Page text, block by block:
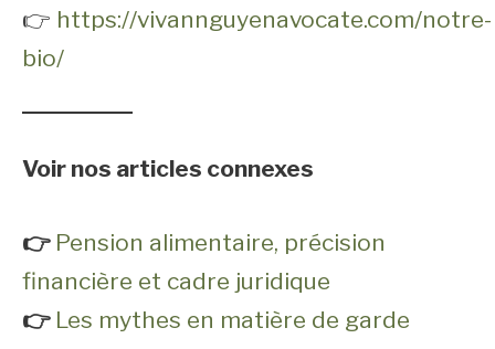
👉 https://vivannguyenavocate.com/notre-
bio/
Voir nos articles connexes
👉 Pension alimentaire, précision
financière et cadre juridique
👉 Les mythes en matière de garde